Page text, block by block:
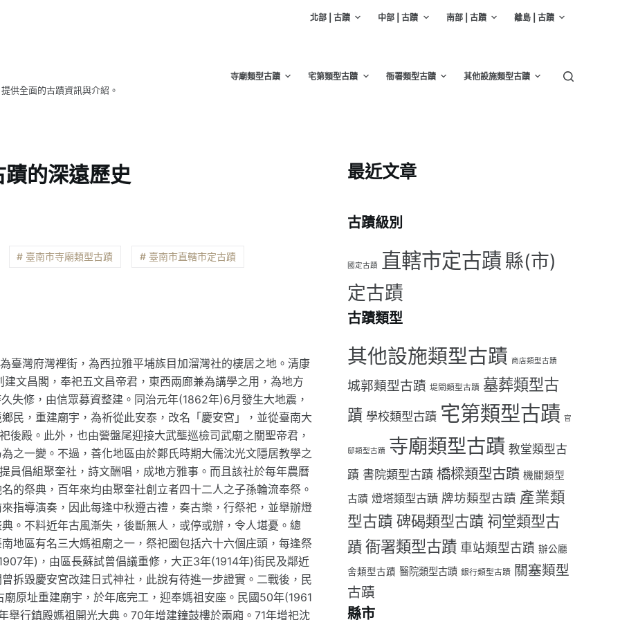
北部 | 古蹟 中部 | 古蹟 南部 | 古蹟 離島 | 古蹟
供全面的古蹟資訊與介紹。
寺廟類型古蹟 宅第類型古蹟 衙署類型古蹟 其他設施類型古蹟
的深遠歷史
# 臺南市寺廟類型古蹟 # 臺南市直轄市定古蹟
臺灣府灣裡街，為西拉雅平埔族目加溜灣社的棲居之地。清康
文昌閣，奉祀五文昌帝君，東西兩廊兼為講學之用，為地方
失修，由信眾募資整建。同治元年(1862年)6月發生大地震，
民，重建廟宇，為祈從此安泰，改名「慶安宮」，並從臺南大
殿。此外，也由營盤尾迎接大武壟巡檢司武廟之關聖帝君，
之一變。不過，善化地區由於鄭氏時期大儒沈光文隱居教學之
員倡組聚奎社，詩文酬唱，成地方雅事。而且該社於每年農曆
的祭典，百年來均由聚奎社創立者四十二人之子孫輪流奉祭。
指導演奏，因此每逢中秋遵古禮，奏古樂，行祭祀，並舉辦燈
。不料近年古風漸失，後斷無人，或停或辦，令人堪憂。總
地區有名三大媽祖廟之一，祭祀圈包括六十六個庄頭，每逢祭
年)，由區長蘇試曾倡議重修，大正3年(1914年)街民及鄰近
拆毀慶安宮改建日式神社，此說有待進一步證實。二戰後，民
原址重建廟宇，於年底完工，迎奉媽祖安座。民國50年(1961
行鎮殿媽祖開光大典。70年增建鐘鼓樓於兩廂。71年增祀沈
最近文章
古蹟級別
國定古蹟 直轄市定古蹟縣(市)
定古蹟
古蹟類型
其他設施類型古蹟 商店類型古蹟
城郭類型古蹟 堤閘類型古蹟 墓葬類型古
蹟 學校類型古蹟 宅第類型古蹟 官
邸類型古蹟 寺廟類型古蹟 教堂類型古
蹟 書院類型古蹟 橋樑類型古蹟 機關類型
古蹟 燈塔類型古蹟 牌坊類型古蹟 產業類
型古蹟 碑碣類型古蹟 祠堂類型古
蹟 衙署類型古蹟 車站類型古蹟 辦公廳
舍類型古蹟 醫院類型古蹟 銀行類型古蹟 關塞類型
古蹟
縣市